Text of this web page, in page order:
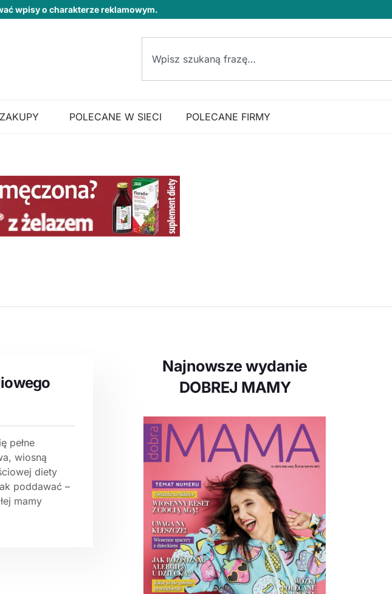
wpisy o charakterze reklamowym.
ZAKUPY POLECANE W SIECI POLECANE FIRMY
pełne
wiosną
diety
poddawać –
mamy
Najnowsze wydanie
DOBREJ MAMY